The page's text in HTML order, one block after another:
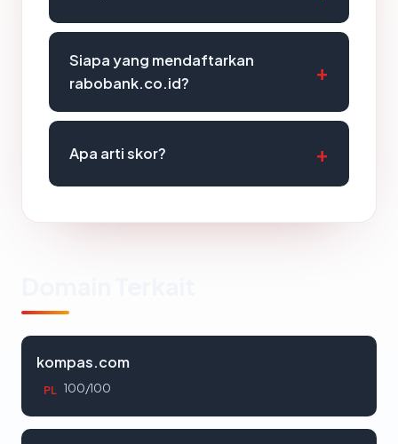
Siapa yang mendaftarkan
rabobank.co.id?
Apa arti skor?
kompas.com
PL 100/100